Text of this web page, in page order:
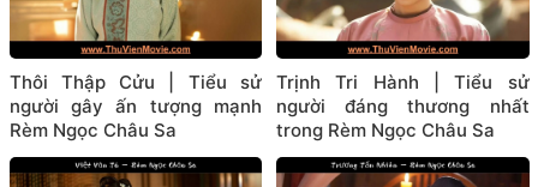
Thôi Thập Cửu | Tiểu sử
người gây ấn tượng mạnh
Rèm Ngọc Châu Sa
Trịnh Tri Hành | Tiểu sử
người đáng thương nhất
trong Rèm Ngọc Châu Sa